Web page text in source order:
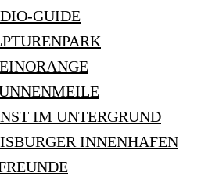
GUIDE
IM UNTERGRUND
INNENHAFEN